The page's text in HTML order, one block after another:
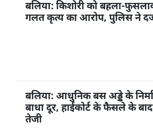
बलिया: किशोरी को बहला-
गलत कृत्य का आरोप, पुलिस ने
बलिया: आधुनिक बस अड्डे के
बाधा दूर, हाईकोर्ट के फैसले के
तेजी